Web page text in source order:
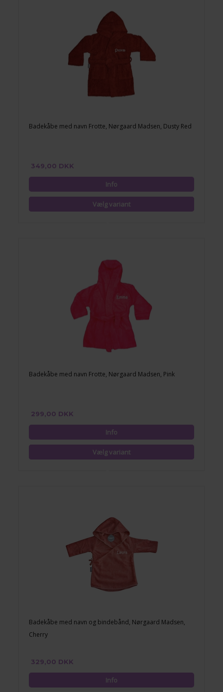
Badekåbe med navn Frotte, Nørgaard Madsen, Dusty Red
349,00 DKK
Badekåbe med navn Frotte, Nørgaard Madsen, Pink
299,00 DKK
Badekåbe med navn og bindebånd, Nørgaard Madsen,
Cherry
329,00 DKK